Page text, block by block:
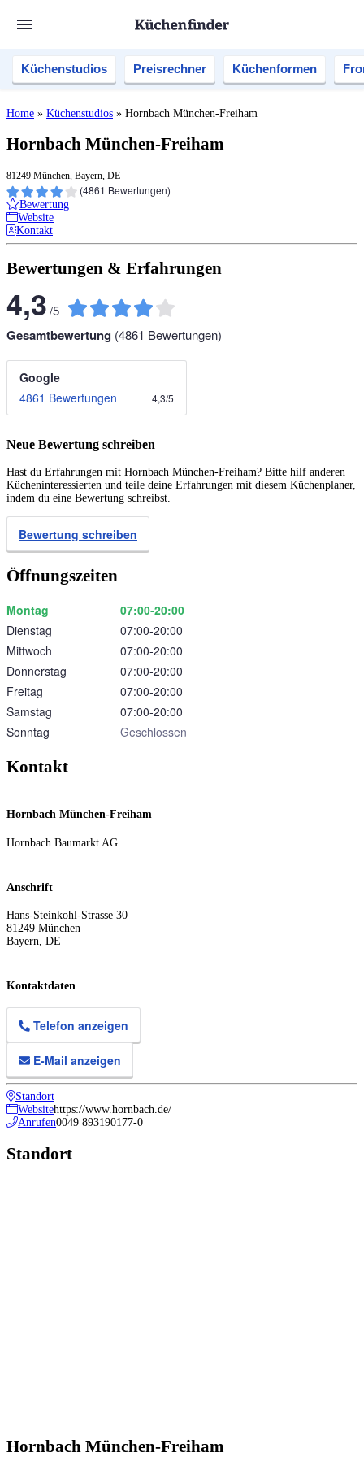
Küchenstudios Preisrechner Küchenformen
Home » Küchenstudios » Hornbach München-Freiham
Hornbach München-Freiham
81249 München, Bayern, DE
(4861 Bewertungen)
Bewertung
Website
Kontakt
Bewertungen & Erfahrungen
4,3/5
Gesamtbewertung (4861 Bewertungen)
Google
4861 Bewertungen
4,3/5
Neue Bewertung schreiben
Hast du Erfahrungen mit Hornbach München-Freiham? Bitte hilf anderen
Kücheninteressierten und teile deine Erfahrungen mit diesem Küchenplaner,
indem du eine Bewertung schreibst.
Bewertung schreiben
Öffnungszeiten
Montag
07:00‑20:00
Dienstag
07:00‑20:00
Mittwoch
07:00‑20:00
Donnerstag
07:00‑20:00
Freitag
07:00‑20:00
Samstag
07:00‑20:00
Sonntag
Geschlossen
Kontakt
Hornbach München-Freiham
Hornbach Baumarkt AG
Anschrift
Hans-Steinkohl-Strasse 30
81249 München
Bayern, DE
Kontaktdaten
Telefon anzeigen
E-Mail anzeigen
Standort
Websitehttps://www.hornbach.de/
Anrufen0049 893190177-0
Standort
Hornbach München-Freiham